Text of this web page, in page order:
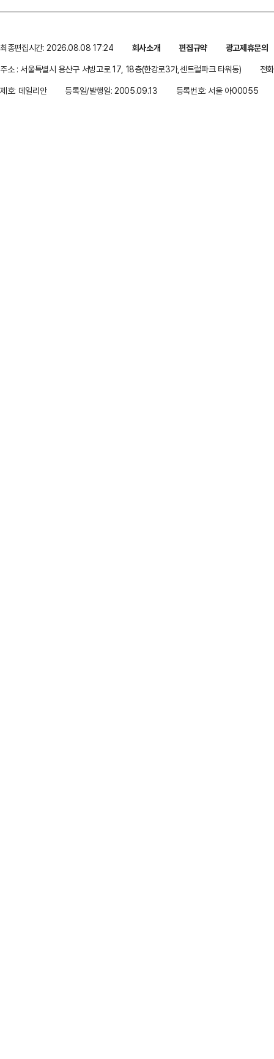
최종편집시간: 2026.08.08 17:24 회사소개 편집규약
광고제휴문의
주소 : 서울특별시 용산구 서빙고로 17, 18층(한강로3가,센트럴파크 타워동)
전
제호: 데일리안
등록일/발행일: 2005.09.13 등록번호: 서울 아00055